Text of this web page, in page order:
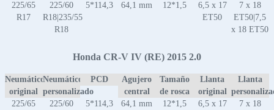
225/65
R17
225/60
R18|235/55
R18
5*114,3 64,1 mm 12*1,5
6,5 x 17
ET50
7 x 18
ET50|7,5
x 18 ET50
Honda CR-V IV (RE) 2015 2.0
Neumático
original
Neumático
personalizado
PCD
Agujero
central
Tamaño
de rosca
Llanta
original
Llanta
225/65
225/60
5*114,3 64,1 mm 12*1,5
6,5 x 17
7 x 18